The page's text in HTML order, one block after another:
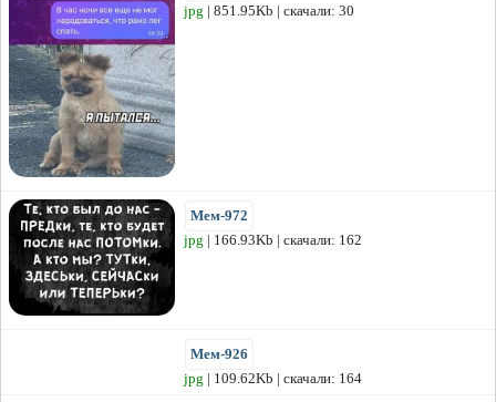
jpg | 851.95Kb | скачали: 30
Мем-972
jpg | 166.93Kb | скачали: 162
Мем-926
jpg | 109.62Kb | скачали: 164